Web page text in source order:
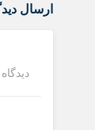
ارسال